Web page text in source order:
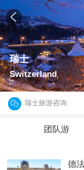
瑞士
Switzerland
瑞士旅游咨询
团队游
德